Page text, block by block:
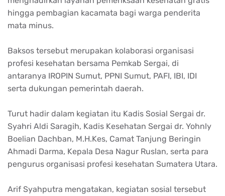
hingga pembagian kacamata bagi warga penderita
mata minus.
Baksos tersebut merupakan kolaborasi organisasi
profesi kesehatan bersama Pemkab Sergai, di
antaranya IROPIN Sumut, PPNI Sumut, PAFI, IBI, IDI
serta dukungan pemerintah daerah.
Turut hadir dalam kegiatan itu Kadis Sosial Sergai dr.
Syahri Aldi Saragih, Kadis Kesehatan Sergai dr. Yohnly
Boelian Dachban, M.H.Kes, Camat Tanjung Beringin
Ahmadi Darma, Kepala Desa Nagur Ruslan, serta para
pengurus organisasi profesi kesehatan Sumatera Utara.
Arif Syahputra mengatakan, kegiatan sosial tersebut